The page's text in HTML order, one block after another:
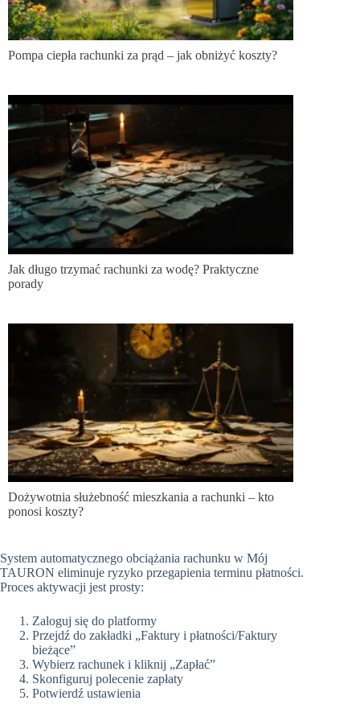
Pompa ciepła rachunki za prąd – jak obniżyć koszty?
Jak długo trzymać rachunki za wodę? Praktyczne
porady
Dożywotnia służebność mieszkania a rachunki – kto
ponosi koszty?
System automatycznego obciążania rachunku w Mój
TAURON eliminuje ryzyko przegapienia terminu płatności.
Proces aktywacji jest prosty:
Zaloguj się do platformy
Przejdź do zakładki „Faktury i płatności/Faktury
bieżące”
Wybierz rachunek i kliknij „Zapłać”
Skonfiguruj polecenie zapłaty
Potwierdź ustawienia